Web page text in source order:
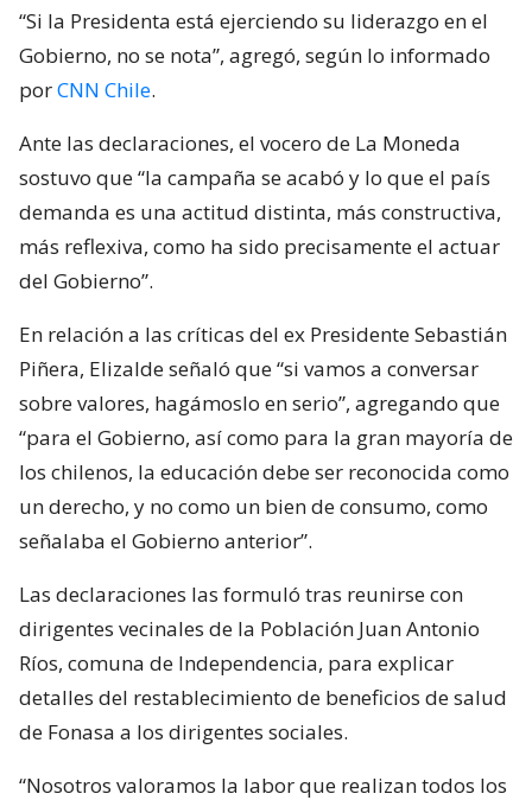
“Si la Presidenta está ejerciendo su liderazgo en el
Gobierno, no se nota”, agregó, según lo informado
porCNN Chile.
Ante las declaraciones, el vocero de La Moneda
sostuvo que “la campaña se acabó y lo que el país
demanda es una actitud distinta, más constructiva,
más reflexiva, como ha sido precisamente el actuar
del Gobierno”.
En relación a las críticas del ex Presidente Sebastián
Piñera, Elizalde señaló que “si vamos a conversar
sobre valores, hagámoslo en serio”, agregando que
“para el Gobierno, así como para la gran mayoría de
los chilenos, la educación debe ser reconocida como
un derecho, y no como un bien de consumo, como
señalaba el Gobierno anterior”.
Las declaraciones las formuló tras reunirse con
dirigentes vecinales de la Población Juan Antonio
Ríos, comuna de Independencia, para explicar
detalles del restablecimiento de beneficios de salud
de Fonasa a los dirigentes sociales.
“Nosotros valoramos la labor que realizan todos los